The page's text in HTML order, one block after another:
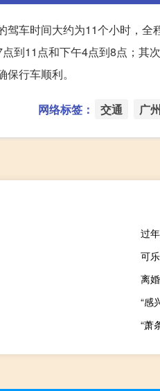
车时间大约为11个小时，
到11点和下午4点到8点；其
行车顺利。
网络标签： 交通 广州
过
可
离
“感
“萧